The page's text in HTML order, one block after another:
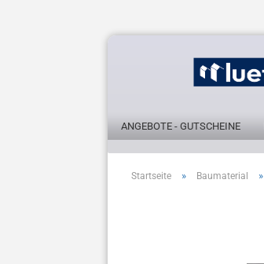
ANGEBOTE - GUTSCHEINE
Startseite » Baumaterial »